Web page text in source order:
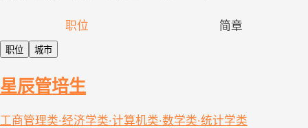
职位 简章
职位 城市
星辰管培生
工商管理类·经济学类·计算机类·数学类·统计学类